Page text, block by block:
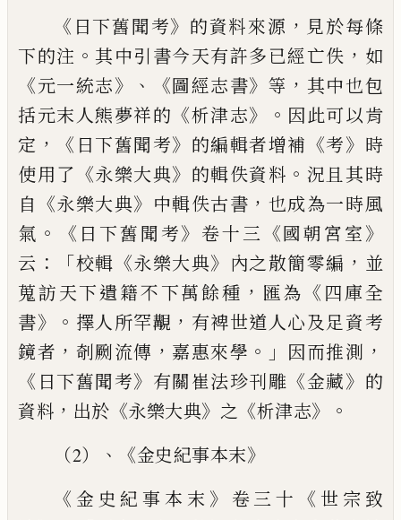
《 日下舊聞考》 的資料來源 ， 見於每條
下的注 。其中引書今天有許多已經亡佚 ， 如
《元一統志》、《圖經志書》 等 ， 其中也包
括元末人熊夢祥的 《析津志》。 因此可以肯
定 ，《 日下舊聞考》 的編輯者增補 《考》 時
使用了 《永樂大典》 的輯佚資料 。 況且其時
自 《永樂大典》 中輯佚古書 ， 也成為一時風
氣 。《 日下舊聞考》 卷十三 《國朝宮室》
云 ：「校輯 《永樂大典》 內之散簡零編 ， 並
蒐訪天下遺籍不下萬餘種 ， 匯為 《 四庫全
書》。 擇人所罕覯 ， 有裨世道人心及足資考
鏡者 ， 剞劂流傳 ， 嘉惠來學 。」 因而推測 ，
《 日下舊聞考》 有關崔法珍刊雕 《金藏》 的
資料 ， 出於 《永樂大典》 之 《析津志》。
（2） 、《金史紀事本末》
《 金史紀事本末 》 卷三十 《 世宗致